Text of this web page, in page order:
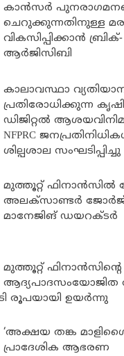
കാന്‍സര്‍
ചെറുക്കുന്നതിനുള്ള
വികസിപ്പിക്കാന്‍ ബ്രിക്-
ആര്‍ജിസിബി
കാലാവസ്ഥാ
പ്രതിരോധിക്കുന്ന
ഡിജിറ്റൽ
NFPRC
ശില്പശാല സംഘടിപ്പിച്ചു
മുത്തൂറ്റ് ഫിനാൻസിൽ
അലക്സാണ്ടർ
മാനേജിങ് ഡയറക്ടർ
മുത്തൂറ്റ് ഫിനാൻസിന്റെ
ആദ്യപാദസംയോജിത
രൂപയായി ഉയർന്നു
‘അക്ഷയ തങ്ക
പ്രാദേശിക ആഭരണ